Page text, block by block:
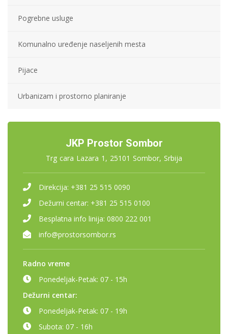
Pogrebne usluge
Komunalno uređenje naseljenih mesta
Pijace
Urbanizam i prostorno planiranje
JKP Prostor Sombor
Trg cara Lazara 1, 25101 Sombor, Srbija
Direkcija: +381 25 515 0090
Dežurni centar: +381 25 515 0100
Besplatna info linija: 0800 222 001
info@prostorsombor.rs
Radno vreme
Ponedeljak-Petak: 07 - 15h
Dežurni centar:
Ponedeljak-Petak: 07 - 19h
Subota: 07 - 16h